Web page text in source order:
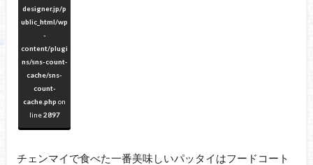
designer.jp/p
ublic_html/wp
-
content/plugi
ns/sns-count-
cache/sns-
count-
cache.php on
line2897
チェンマイで食べた一番美味しいパッタイはフードコート